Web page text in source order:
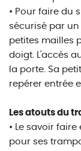
• Pour faire du
sécurisé par
petites mailles
doigt. L'accès
la porte. Sa
repérer entrée
Les atouts du
• Le savoir
pour ses